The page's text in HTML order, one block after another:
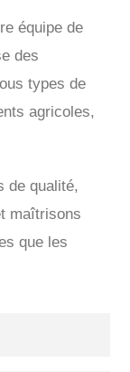
équipe de
des
types de
agricoles,
de qualité,
maîtrisons
que les